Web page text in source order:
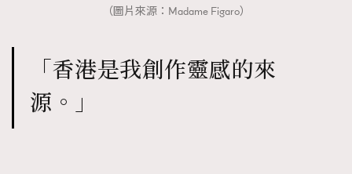
（圖片來源：Madame Figaro）
「香港是我創作靈感的來
源。」